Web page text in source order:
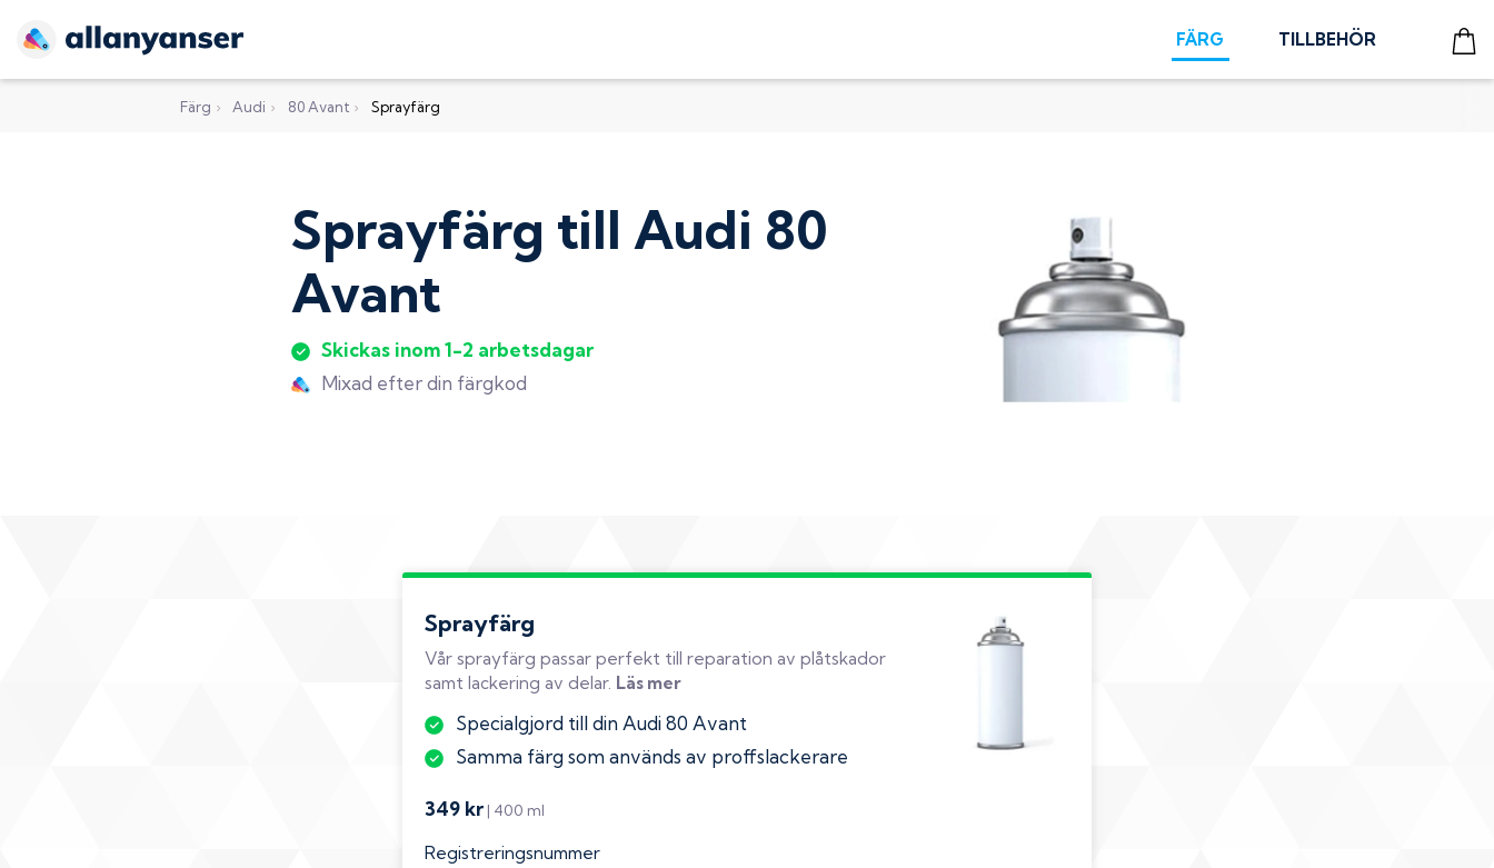
FÄRG TILLBEHÖR
Färg › Audi › 80 Avant › Sprayfärg
Sprayfärg till Audi 80
Avant
Skickas inom 1-2 arbetsdagar
Mixad efter din färgkod
Sprayfärg
Vår sprayfärg passar perfekt till reparation av plåtskador
samt lackering av delar. Läs mer
Specialgjord till din Audi 80 Avant
Samma färg som används av proffslackerare
349 kr | 400 ml
Registreringsnummer